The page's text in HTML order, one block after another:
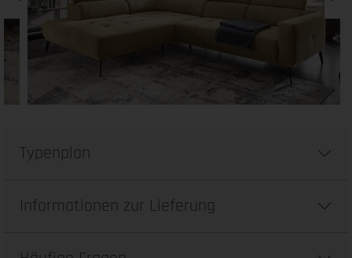
Typenplan
Informationen zur Lieferung